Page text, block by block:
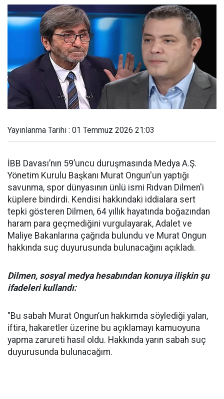
Yayınlanma Tarihi : 01 Temmuz 2026 21:03
İBB Davası’nın 59’uncu duruşmasında Medya A.Ş.
Yönetim Kurulu Başkanı Murat Ongun'un yaptığı
savunma, spor dünyasının ünlü ismi Rıdvan Dilmen'i
küplere bindirdi. Kendisi hakkındaki iddialara sert
tepki gösteren Dilmen, 64 yıllık hayatında boğazından
haram para geçmediğini vurgulayarak, Adalet ve
Maliye Bakanlarına çağrıda bulundu ve Murat Ongun
hakkında suç duyurusunda bulunacağını açıkladı.
Dilmen, sosyal medya hesabından konuya ilişkin şu
ifadeleri kullandı:
"Bu sabah Murat Ongun’un hakkımda söylediği yalan,
iftira, hakaretler üzerine bu açıklamayı kamuoyuna
yapma zarureti hasıl oldu. Hakkında yarın sabah suç
duyurusunda bulunacağım.